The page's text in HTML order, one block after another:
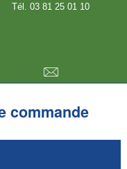
Tél. 03 81 25 01 10
commande